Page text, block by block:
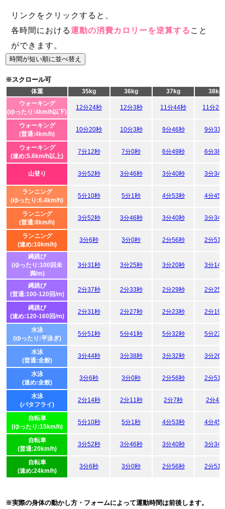
リンクをクリックすると、
各時間における運動の消費カロリーを逆算する こと
ができます。
時間が短い順に並べ替え
※スクロール可
体重 35kg 36kg 37kg
38kg
ウォーキング
(ゆったり:4km/h以下)
12分24秒 12分3秒 11分44秒 11分25
ウォーキング
(普通:4km/h)
10分20秒 10分3秒 9分46秒 9分31
ウォーキング
(速め:5.6km/h以上)
7分12秒 7分0秒 6分49秒 6分38
山登り 3分52秒 3分46秒 3分40秒 3分34
ランニング
(ゆったり:6.4km/h)
5分10秒 5分1秒 4分53秒 4分45
ランニング
(普通:8km/h)
3分52秒 3分46秒 3分40秒 3分34
ランニング
(速め:10km/h)
3分6秒 3分0秒 2分56秒 2分51
縄跳び
(ゆったり:100回未
満/m)
3分31秒 3分25秒 3分20秒 3分14
縄跳び
(普通:100-120回/m)
2分37秒 2分33秒 2分29秒 2分25
縄跳び
(速め:120-160回/m)
2分31秒 2分27秒 2分23秒 2分19
水泳
(ゆったり:平泳ぎ)
5分51秒 5分41秒 5分32秒 5分23
水泳
(普通:全般)
3分44秒 3分38秒 3分32秒 3分26
水泳
(速め:全般)
3分6秒 3分0秒 2分56秒 2分51
水泳
(バタフライ)
2分14秒 2分11秒 2分7秒 2分4秒
自転車
(ゆったり:15km/h)
5分10秒 5分1秒 4分53秒 4分45
自転車
(普通:20km/h)
3分52秒 3分46秒 3分40秒 3分34
自転車
(速め:24km/h)
3分6秒 3分0秒 2分56秒 2分51
※実際の身体の動かし方・フォームによって運動時間は前後します。